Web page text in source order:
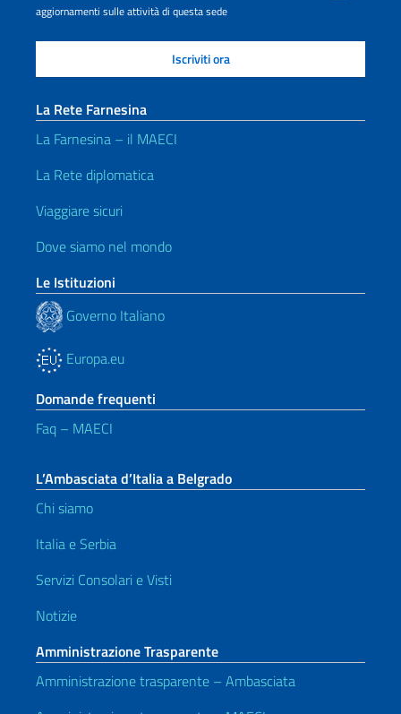
aggiornamenti sulle attività di questa sede
La Rete Farnesina
La Farnesina – il MAECI
La Rete diplomatica
Viaggiare sicuri
Dove siamo nel mondo
Le Istituzioni
Governo Italiano
Europa.eu
Domande frequenti
Faq – MAECI
L’Ambasciata d’Italia a Belgrado
Chi siamo
Italia e Serbia
Servizi Consolari e Visti
Notizie
Amministrazione Trasparente
Amministrazione trasparente – Ambasciata